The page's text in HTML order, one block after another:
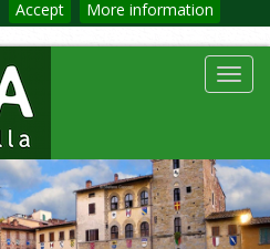
Accept More information